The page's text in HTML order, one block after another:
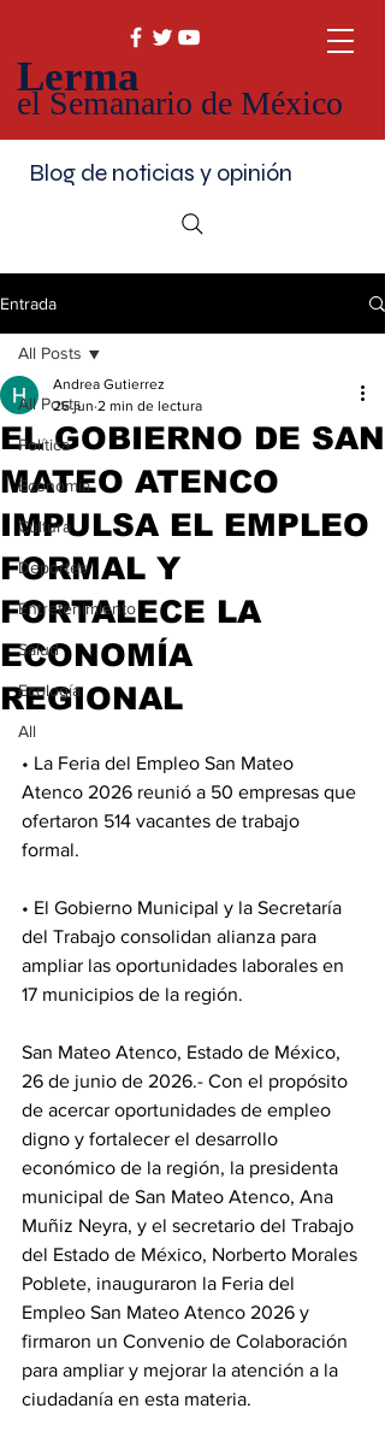
Lerma
el Semanario de México
Blog de noticias y opinión
Entrada
All Posts
Política
Economía
Cultura
Deportes
Entretenimiento
Salud
Ecología
All
All Posts
EL GOBIERNO DE SAN
MATEO ATENCO
IMPULSA EL EMPLEO
FORMAL Y
FORTALECE LA
ECONOMÍA
REGIONAL
Andrea Gutierrez
26 jun 2 min de lectura
• La Feria del Empleo San Mateo
Atenco 2026 reunió a 50 empresas que
ofertaron 514 vacantes de trabajo
formal.
• El Gobierno Municipal y la Secretaría
del Trabajo consolidan alianza para
ampliar las oportunidades laborales en
17 municipios de la región.
San Mateo Atenco, Estado de México,
26 de junio de 2026.- Con el propósito
de acercar oportunidades de empleo
digno y fortalecer el desarrollo
económico de la región, la presidenta
municipal de San Mateo Atenco, Ana
Muñiz Neyra, y el secretario del Trabajo
del Estado de México, Norberto Morales
Poblete, inauguraron la Feria del
Empleo San Mateo Atenco 2026 y
firmaron un Convenio de Colaboración
para ampliar y mejorar la atención a la
ciudadanía en esta materia.